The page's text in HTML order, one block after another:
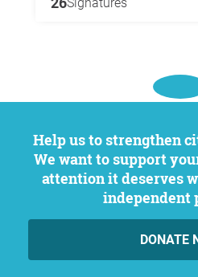
Help us to strengthen citizen participation.
We want to support
attention it deserves
independent
DONATE